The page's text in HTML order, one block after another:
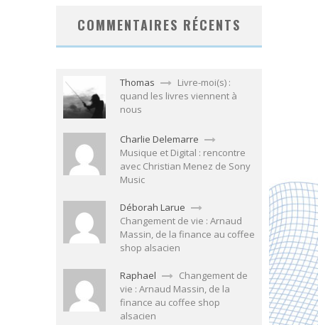
COMMENTAIRES RÉCENTS
Thomas
Livre-moi(s) :
quand les livres viennent à
nous
Charlie Delemarre
Musique et Digital : rencontre
avec Christian Menez de Sony
Music
Déborah Larue
Changement de vie : Arnaud
Massin, de la finance au coffee
shop alsacien
Raphael
Changement de
vie : Arnaud Massin, de la
finance au coffee shop
alsacien